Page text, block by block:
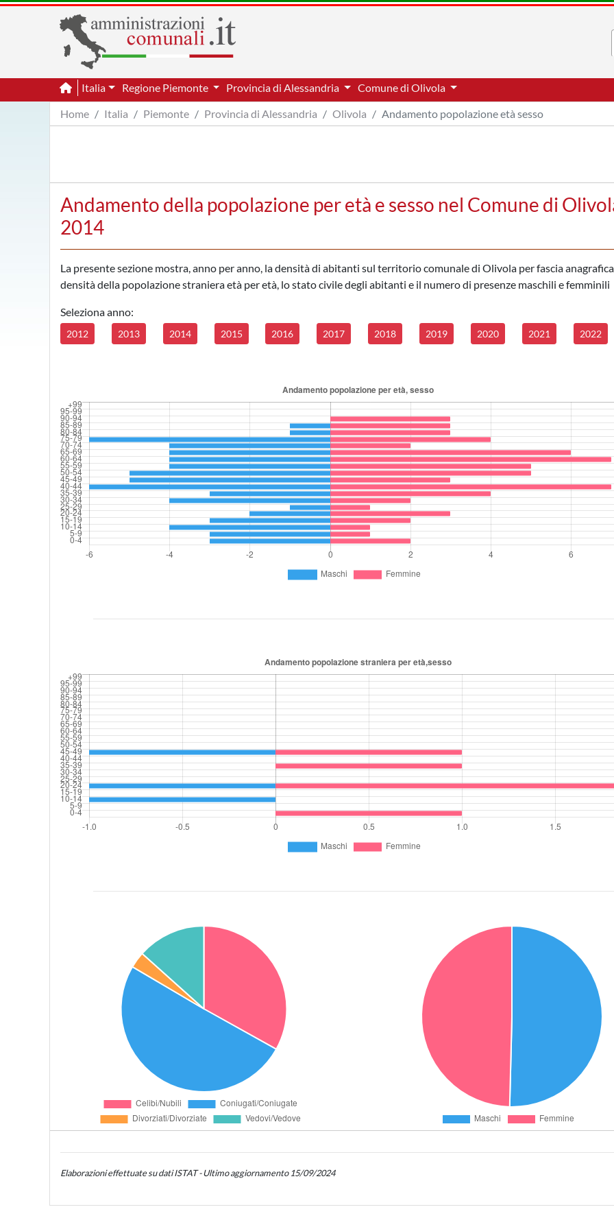
Italia Regione Piemonte Provincia di Alessandria
Comune di Olivola
Home
Italia Piemonte Provincia di Alessandria Olivola Andamento popolazione età sesso
Andamento della popolazione per età e sesso nel Comune di
2014
La presente sezione mostra, anno per anno, la densità di abitanti sul territorio comunale di Olivola per fascia
densità della popolazione straniera età per età, lo stato civile degli abitanti e il numero di presenze maschili e femminili
Seleziona anno:
2012 2013 2014 2015 2016 2017 2018 2019 2020 2021 2022
Elaborazioni effettuate su dati ISTAT - Ultimo aggiornamento 15/09/2024